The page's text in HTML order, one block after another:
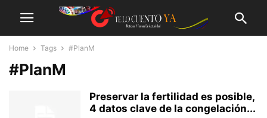
Home Tags #PlanM
#PlanM
Preservar la fertilidad es posible,
4 datos clave de la congelación...